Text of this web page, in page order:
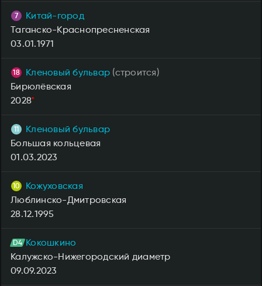
Китай-город
Таганско-Краснопресненская
03.01.1971
Кленовый бульвар (строится)
Бирюлёвская
2028*
Кленовый бульвар
Большая кольцевая
01.03.2023
Кожуховская
Люблинско-Дмитровская
28.12.1995
Кокошкино
Калужско-Нижегородский диаметр
09.09.2023